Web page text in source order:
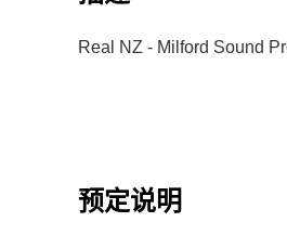
Real NZ - Milford Sound
预定说明